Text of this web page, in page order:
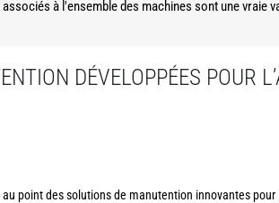
à l'ensemble des machines sont une vraie
DÉVELOPPÉES POUR
point des solutions de manutention innovantes